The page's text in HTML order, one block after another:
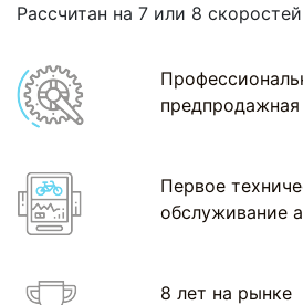
Рассчитан на 7 или 8
предпродажная
Первое
обслуживание
8 лет на рынке